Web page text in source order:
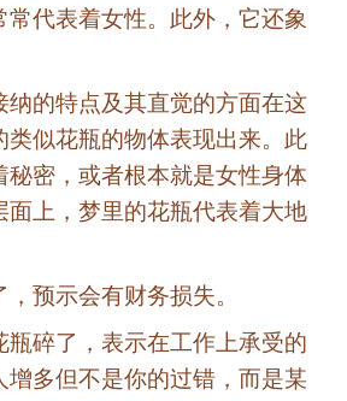
常代表着女性。此外，它还象
纳的特点及其直觉的方面在这
类似花瓶的物体表现出来。此
秘密，或者根本就是女性身体
面上，梦里的花瓶代表着大地
预示会有财务损失。
瓶碎了，表示在工作上承受的
增多但不是你的过错，而是某